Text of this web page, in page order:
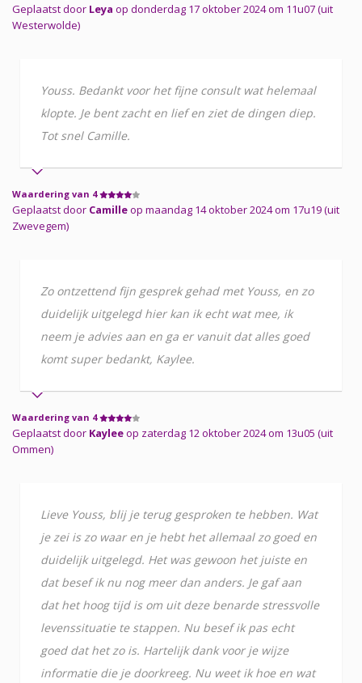
Geplaatst door Leya op donderdag 17 oktober 2024 om 11u07 (uit
Westerwolde)
Youss. Bedankt voor het fijne consult wat helemaal
klopte. Je bent zacht en lief en ziet de dingen diep.
Tot snel Camille.
Waardering van 4
Geplaatst door Camilleop maandag 14 oktober 2024 om 17u19 (uit
Zwevegem)
Zo ontzettend fijn gesprek gehad met Youss, en zo
duidelijk uitgelegd hier kan ik echt wat mee, ik
neem je advies aan en ga er vanuit dat alles goed
komt super bedankt, Kaylee.
Waardering van 4
Geplaatst door Kayleeop zaterdag 12 oktober 2024 om 13u05 (uit
Ommen)
Lieve Youss, blij je terug gesproken te hebben. Wat
je zei is zo waar en je hebt het allemaal zo goed en
duidelijk uitgelegd. Het was gewoon het juiste en
dat besef ik nu nog meer dan anders. Je gaf aan
dat het hoog tijd is om uit deze benarde stressvolle
levenssituatie te stappen. Nu besef ik pas echt
goed dat het zo is. Hartelijk dank voor je wijze
informatie die je doorkreeg. Nu weet ik hoe en wat